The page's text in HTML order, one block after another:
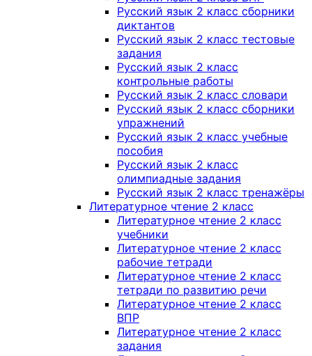
Русский язык 2 класс сборники
диктантов
Русский язык 2 класс тестовые
задания
Русский язык 2 класс
контрольные работы
Русский язык 2 класс словари
Русский язык 2 класс сборники
упражнений
Русский язык 2 класс учебные
пособия
Русский язык 2 класс
олимпиадные задания
Русский язык 2 класс тренажёры
Литературное чтение 2 класс
Литературное чтение 2 класс
учебники
Литературное чтение 2 класс
рабочие тетради
Литературное чтение 2 класс
тетради по развитию речи
Литературное чтение 2 класс
ВПР
Литературное чтение 2 класс
задания